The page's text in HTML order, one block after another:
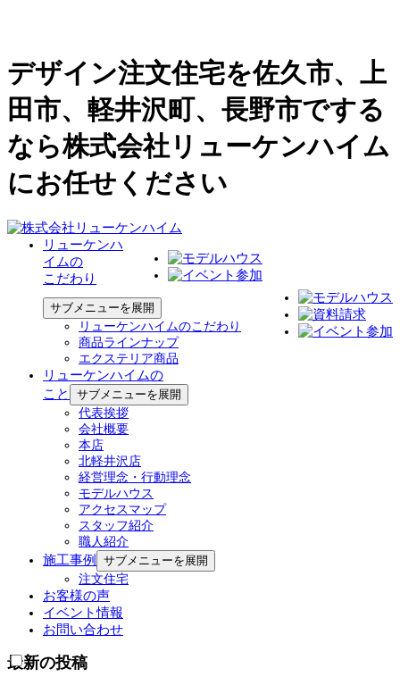
デザイン注文住宅を佐久市、上
田市、軽井沢町、長野市でする
なら株式会社リューケンハイム
にお任せください
リューケンハ
イムの
こだわり
サブメニューを展開
リューケンハイムのこだわり
商品ラインナップ
エクステリア商品
リューケンハイムの
こと
サブメニューを展開
代表挨拶
会社概要
本店
北軽井沢店
経営理念・行動理念
モデルハウス
アクセスマップ
スタッフ紹介
職人紹介
施工事例
サブメニューを展開
注文住宅
お客様の声
イベント情報
お問い合わせ
最新の投稿